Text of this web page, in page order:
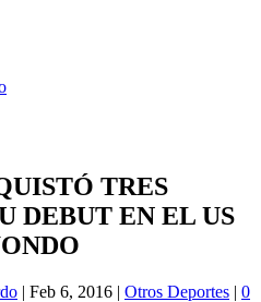
TRES
DEBUT EN EL US
| Feb 6, 2016 | Otros Deportes | 0